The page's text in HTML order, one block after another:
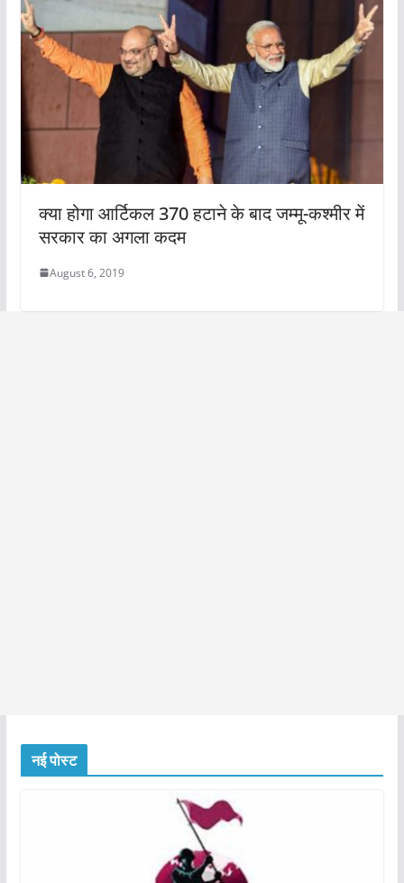
क्या होगा आर्टिकल 370 हटाने के बाद जम्मू-कश्मीर में
सरकार का अगला कदम
August 6, 2019
नई पोस्ट